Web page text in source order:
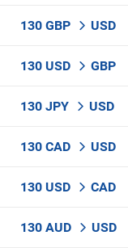
130 GBP USD
130 USD GBP
130 JPY USD
130 CAD USD
130 USD CAD
130 AUD USD